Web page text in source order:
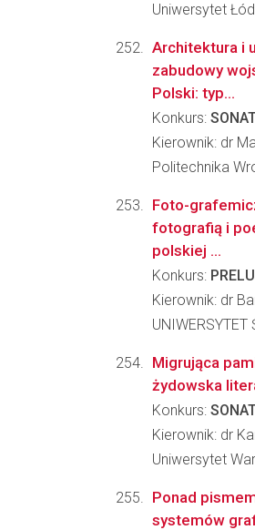
Uniwersytet
Architektura i
zabudowy
Polski: typ...
Konkurs:
Kierownik: dr
Politechnika
Foto-
fotografią i
polskiej ...
Konkurs:
Kierownik: dr
Migrująca
żydowska
Konkurs:
Kierownik: dr
Uniwersytet
Ponad
systemów